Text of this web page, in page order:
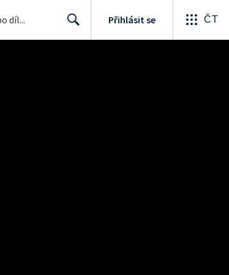
Přihlásit se ČT